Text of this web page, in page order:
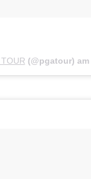
TOUR (@pgatour) am